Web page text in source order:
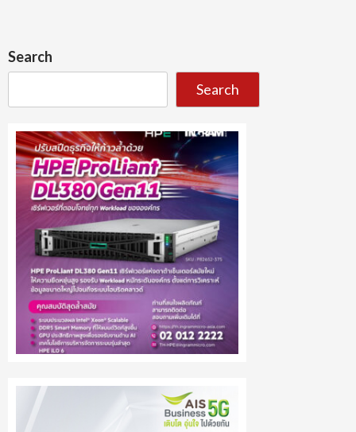
Search
Search